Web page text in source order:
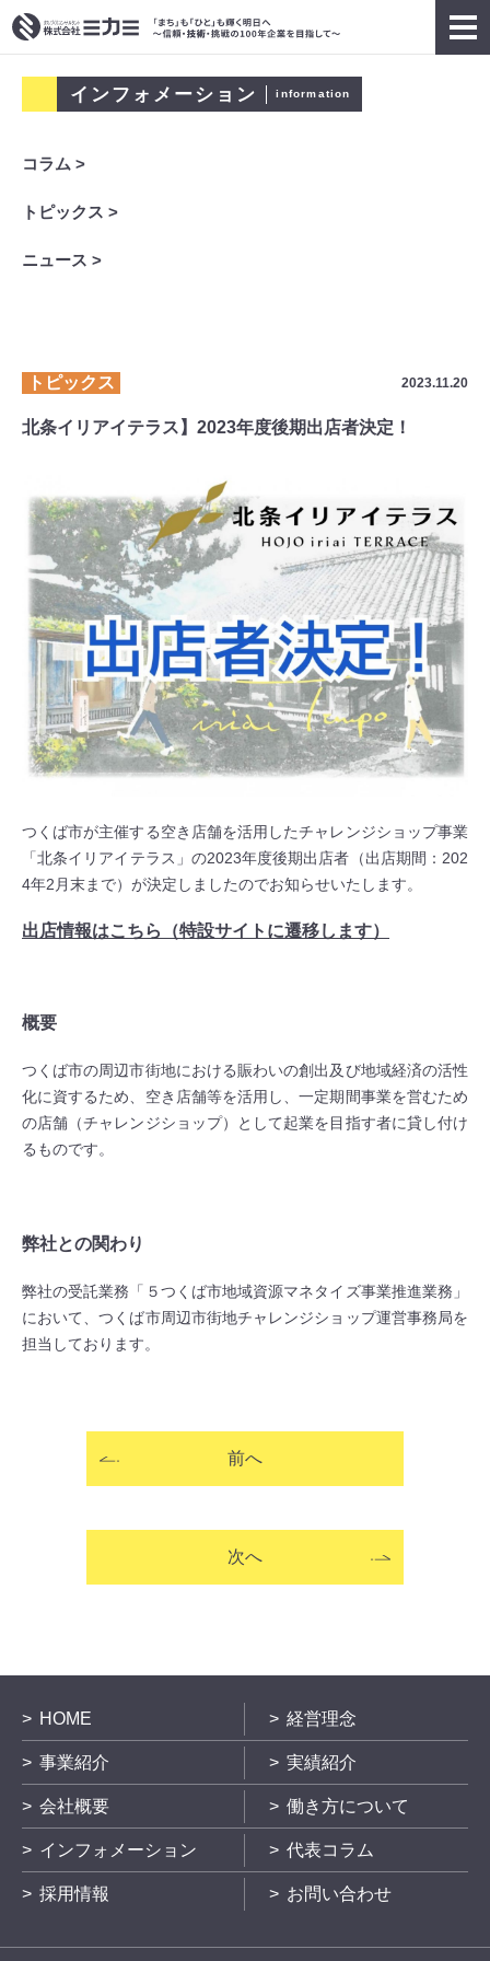
インフォメーション information
コラム >
トピックス >
ニュース >
トピックス 2023.11.20
北条イリアイテラス】2023年度後期出店者決定！
つくば市が主催する空き店舗を活用したチャレンジショップ事業
「北条イリアイテラス」の2023年度後期出店者（出店期間：202
4年2月末まで）が決定しましたのでお知らせいたします。
出店情報はこちら（特設サイトに遷移します）
概要
つくば市の周辺市街地における賑わいの創出及び地域経済の活性
化に資するため、空き店舗等を活用し、一定期間事業を営むため
の店舗（チャレンジショップ）として起業を目指す者に貸し付け
るものです。
弊社との関わり
弊社の受託業務「５つくば市地域資源マネタイズ事業推進業務」
において、つくば市周辺市街地チャレンジショップ運営事務局を
担当しております。
前へ
次へ
HOME 経営理念
事業紹介 実績紹介
会社概要 働き方について
インフォメーション 代表コラム
採用情報 お問い合わせ